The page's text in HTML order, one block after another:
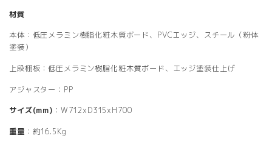
材質
本体：低圧メラミン樹脂化粧木質ボード、PVCエッジ、スチール（粉体
塗装）
上段棚板：低圧メラミン樹脂化粧木質ボード、エッジ塗装仕上げ
アジャスター：PP
サイズ(mm) ：W712xD315xH700
重量 ：約16.5Kg